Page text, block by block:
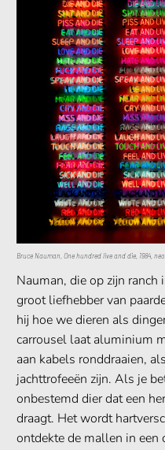
Bruce Nauman, One hundred live and die, 1984,
Nauman, die op zijn
groot liefhebber van
hij hoe we dieren als
carrousel laat aluminium
aan kabels ronddraaien,
jachttrofeeën zijn. Als je
onbestemd dier dat een
draagt. Het wordt
ontdekte de mallen in een